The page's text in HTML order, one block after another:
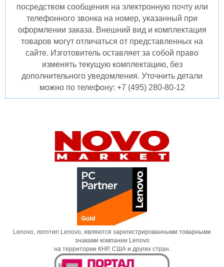
посредством сообщения на электронную почту или
телефонного звонка на номер, указанный при
оформлении заказа. Внешний вид и комплектация
товаров могут отличаться от представленных на
сайте. Изготовитель оставляет за собой право
изменять текущую комплектацию, без
дополнительного уведомления. Уточнить детали
можно по телефону: +7 (495) 280-80-12
Lenovo, логотип Lenovo, являются зарегистрированными товарными
знаками компании Lenovo
на территории КНР, США и других стран.